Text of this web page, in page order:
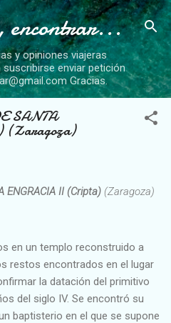
principal
encontrar...
y opiniones viajeras
enviar petición
Gracias.
SANTA
(Zaragoza)
ENGRACIA II (Cripta) (Zaragoza)
en un templo reconstruido a
restos encontrados en el lugar
la datación del primitivo
del siglo IV. Se encontró su
baptisterio en el que se supone